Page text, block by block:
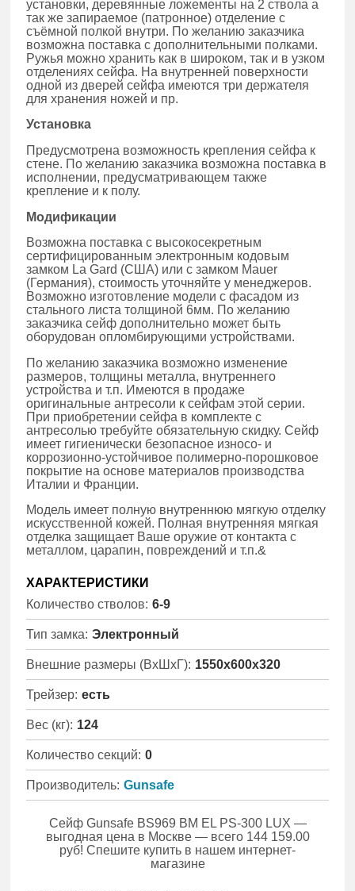
установки, деревянные ложементы на 2 ствола а
так же запираемое (патронное) отделение с
съёмной полкой внутри. По желанию заказчика
возможна поставка с дополнительными полками.
Ружья можно хранить как в широком, так и в узком
отделениях сейфа. На внутренней поверхности
одной из дверей сейфа имеются три держателя
для хранения ножей и пр.
Установка
Предусмотрена возможность крепления сейфа к
стене. По желанию заказчика возможна поставка в
исполнении, предусматривающем также
крепление и к полу.
Модификации
Возможна поставка с высокосекретным
сертифицированным электронным кодовым
замком La Gard (США) или с замком Mauer
(Германия), стоимость уточняйте у менеджеров.
Возможно изготовление модели с фасадом из
стального листа толщиной 6мм. По желанию
заказчика сейф дополнительно может быть
оборудован опломбирующими устройствами.
По желанию заказчика возможно изменение
размеров, толщины металла, внутреннего
устройства и т.п. Имеются в продаже
оригинальные антресоли к сейфам этой серии.
При приобретении сейфа в комплекте с
антресолью требуйте обязательную скидку. Сейф
имеет гигиенически безопасное износо- и
коррозионно-устойчивое полимерно-порошковое
покрытие на основе материалов производства
Италии и Франции.
Модель имеет полную внутреннюю мягкую отделку
искусственной кожей. Полная внутренняя мягкая
отделка защищает Ваше оружие от контакта с
металлом, царапин, повреждений и т.п.&
ХАРАКТЕРИСТИКИ
Количество стволов: 6-9
Тип замка: Электронный
Внешние размеры (ВхШхГ): 1550x600x320
Трейзер: есть
Вес (кг): 124
Количество секций: 0
Производитель: Gunsafe
Сейф Gunsafe BS969 BM EL PS-300 LUX —
выгодная цена в Москве — всего 144 159.00
руб! Спешите купить в нашем интернет-
магазине